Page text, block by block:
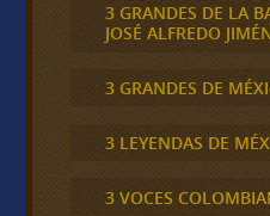
3 GRANDES DE LA
JOSÉ ALFREDO
3 GRANDES DE
3 LEYENDAS DE
3 VOCES